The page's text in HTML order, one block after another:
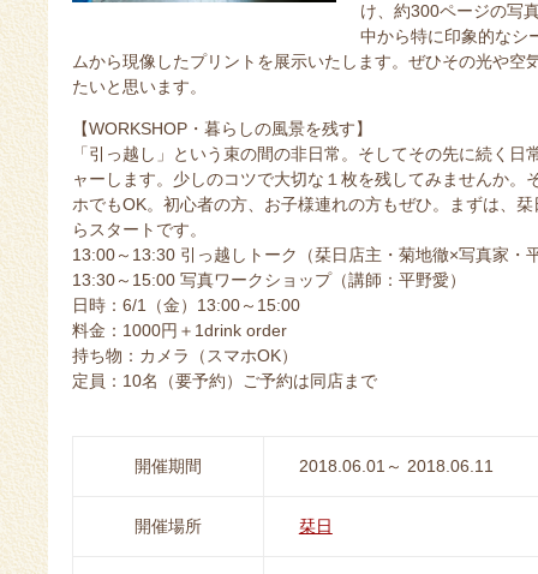
け、約300ページの写
中から特に印象的なシ
ムから現像したプリントを展示いたします。ぜひその光や
たいと思います。
【WORKSHOP・暮らしの風景を残す】
「引っ越し」という束の間の非日常。そしてその先に続く
ャーします。少しのコツで大切な１枚を残してみませんか
ホでもOK。初心者の方、お子様連れの方もぜひ。まずは、
らスタートです。
13:00～13:30 引っ越しトーク（栞日店主・菊地徹×写真家・
13:30～15:00 写真ワークショップ（講師：平野愛）
日時：6/1（金）13:00～15:00
料金：1000円＋1drink order
持ち物：カメラ（スマホOK）
定員：10名（要予約）ご予約は同店まで
開催期間 2018.06.01～ 2018.06.11
開催場所 栞日